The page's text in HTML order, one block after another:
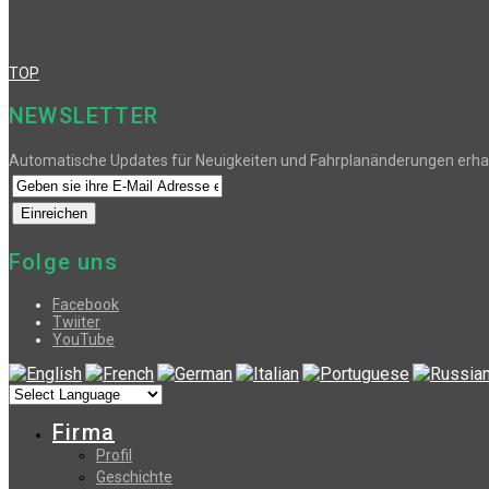
TOP
NEWSLETTER
Automatische Updates für Neuigkeiten und Fahrplanänderungen
Folge uns
Facebook
Twiiter
YouTube
Firma
Profil
Geschichte